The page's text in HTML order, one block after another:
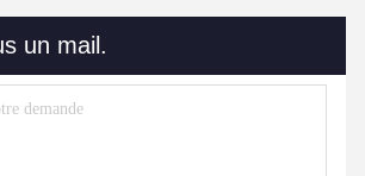
un mail.